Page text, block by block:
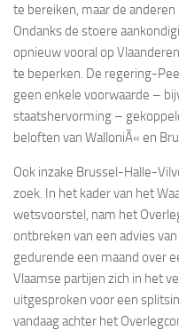
te bereiken, maar de
Ondanks de stoere
opnieuw vooral op
te beperken. De regering-
geen enkele voorwaarde –
staatshervorming –
beloften van WalloniÃ« en
Ook inzake Brussel-Halle-
zoek. In het kader van het
wetsvoorstel, nam het
ontbreken van een advies
gedurende een maand over
Vlaamse partijen zich in het
uitgesproken voor een
vandaag achter het